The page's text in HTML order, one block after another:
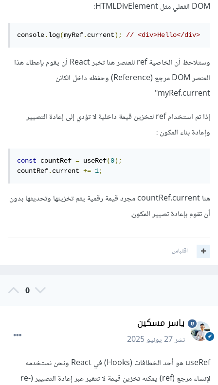
DOM الفعلي مثل HTMLDivElement:
console.log(myRef.current); // <div>Hello</div>
وستلاحظ أن الخاصية ref للعنصر هنا تخبر React أن يقوم بإعطاء هذا
العنصر DOM مرجع (Reference) وحفظه داخل الكائن
myRef.current"
إذا تم استخدام ref لتخزين قيمة داخلية لا تؤدي إلى إعادة التصيير
وإعادة بناء المكون
const countRef = useRef(0);
countRef.current += 1;
هنا countRef.current مجرد قيمة رقمية يتم تخزينها وتحديثها بدون
أن تقوم بإعادة تصيير المكون.
اقتباس
0
ياسر مسكين
نشر27 يونيو 2025
useRef هو أحد الخطافات (Hooks) في React ونحن نستخدمه
لإنشاء مرجع (ref) يمكنه تخزين قيمة لا تتغير عبر إعادة التصيير (re-